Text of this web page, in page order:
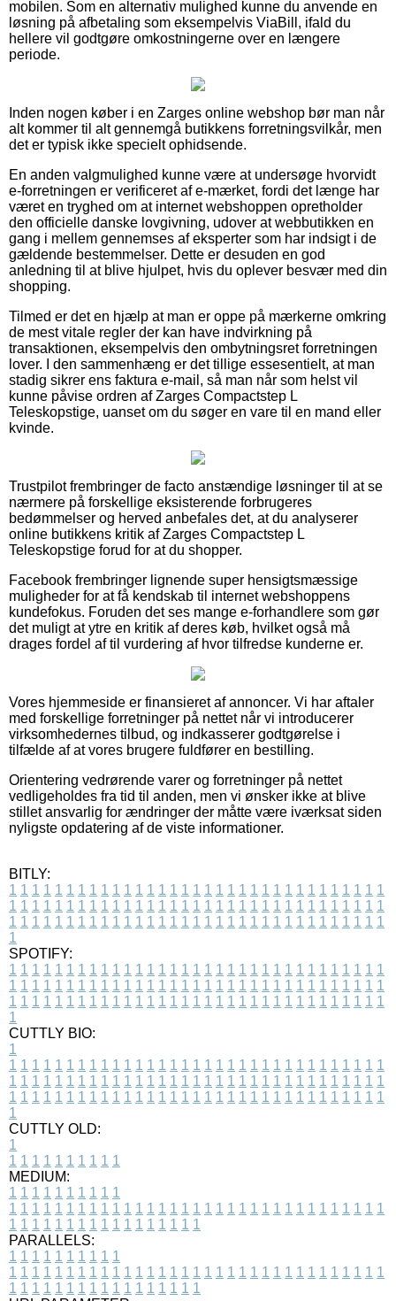
mobilen. Som en alternativ mulighed kunne du anvende en
løsning på afbetaling som eksempelvis ViaBill, ifald du
hellere vil godtgøre omkostningerne over en længere
periode.
Inden nogen køber i en Zarges online webshop bør man når
alt kommer til alt gennemgå butikkens forretningsvilkår, men
det er typisk ikke specielt ophidsende.
En anden valgmulighed kunne være at undersøge hvorvidt
e-forretningen er verificeret af e-mærket, fordi det længe har
været en tryghed om at internet webshoppen opretholder
den officielle danske lovgivning, udover at webbutikken en
gang i mellem gennemses af eksperter som har indsigt i de
gældende bestemmelser. Dette er desuden en god
anledning til at blive hjulpet, hvis du oplever besvær med din
shopping.
Tilmed er det en hjælp at man er oppe på mærkerne omkring
de mest vitale regler der kan have indvirkning på
transaktionen, eksempelvis den ombytningsret forretningen
lover. I den sammenhæng er det tillige essesentielt, at man
stadig sikrer ens faktura e-mail, så man når som helst vil
kunne påvise ordren af Zarges Compactstep L
Teleskopstige, uanset om du søger en vare til en mand eller
kvinde.
Trustpilot frembringer de facto anstændige løsninger til at se
nærmere på forskellige eksisterende forbrugeres
bedømmelser og herved anbefales det, at du analyserer
online butikkens kritik af Zarges Compactstep L
Teleskopstige forud for at du shopper.
Facebook frembringer lignende super hensigtsmæssige
muligheder for at få kendskab til internet webshoppens
kundefokus. Foruden det ses mange e-forhandlere som gør
det muligt at ytre en kritik af deres køb, hvilket også må
drages fordel af til vurdering af hvor tilfredse kunderne er.
Vores hjemmeside er finansieret af annoncer. Vi har aftaler
med forskellige forretninger på nettet når vi introducerer
virksomhedernes tilbud, og indkasserer godtgørelse i
tilfælde af at vores brugere fuldfører en bestilling.
Orientering vedrørende varer og forretninger på nettet
vedligeholdes fra tid til anden, men vi ønsker ikke at blive
stillet ansvarlig for ændringer der måtte være iværksat siden
nyligste opdatering af de viste informationer.
BITLY:
1 1 1 1 1 1 1 1 1 1 1 1 1 1 1 1 1 1 1 1 1 1 1 1 1 1 1 1 1 1 1 1 1
1 1 1 1 1 1 1 1 1 1 1 1 1 1 1 1 1 1 1 1 1 1 1 1 1 1 1 1 1 1 1 1 1
1 1 1 1 1 1 1 1 1 1 1 1 1 1 1 1 1 1 1 1 1 1 1 1 1 1 1 1 1 1 1 1 1
1
SPOTIFY:
1 1 1 1 1 1 1 1 1 1 1 1 1 1 1 1 1 1 1 1 1 1 1 1 1 1 1 1 1 1 1 1 1
1 1 1 1 1 1 1 1 1 1 1 1 1 1 1 1 1 1 1 1 1 1 1 1 1 1 1 1 1 1 1 1 1
1 1 1 1 1 1 1 1 1 1 1 1 1 1 1 1 1 1 1 1 1 1 1 1 1 1 1 1 1 1 1 1 1
1
CUTTLY BIO:
1
1 1 1 1 1 1 1 1 1 1 1 1 1 1 1 1 1 1 1 1 1 1 1 1 1 1 1 1 1 1 1 1 1
1 1 1 1 1 1 1 1 1 1 1 1 1 1 1 1 1 1 1 1 1 1 1 1 1 1 1 1 1 1 1 1 1
1 1 1 1 1 1 1 1 1 1 1 1 1 1 1 1 1 1 1 1 1 1 1 1 1 1 1 1 1 1 1 1 1
1
CUTTLY OLD:
1
1 1 1 1 1 1 1 1 1 1
MEDIUM:
1 1 1 1 1 1 1 1 1 1
1 1 1 1 1 1 1 1 1 1 1 1 1 1 1 1 1 1 1 1 1 1 1 1 1 1 1 1 1 1 1 1 1
1 1 1 1 1 1 1 1 1 1 1 1 1 1 1 1 1
PARALLELS:
1 1 1 1 1 1 1 1 1 1
1 1 1 1 1 1 1 1 1 1 1 1 1 1 1 1 1 1 1 1 1 1 1 1 1 1 1 1 1 1 1 1 1
1 1 1 1 1 1 1 1 1 1 1 1 1 1 1 1 1